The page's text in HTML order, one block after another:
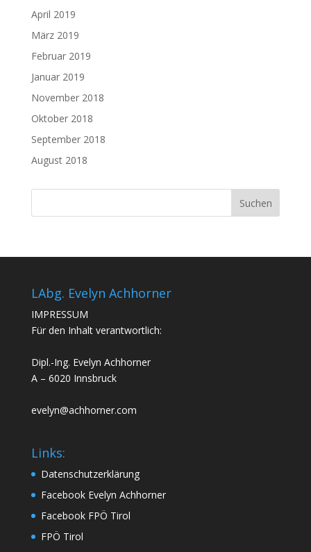
April 2019
März 2019
Februar 2019
Januar 2019
November 2018
Oktober 2018
September 2018
August 2018
LAbg. Evelyn Achhorner
IMPRESSUM
Für den Inhalt verantwortlich:
Dipl.-Ing. Evelyn Achhorner
A – 6020 Innsbruck
evelyn@achhorner.com
Links:
Datenschutzerklärung
Facebook Evelyn Achhorner
Facebook FPÖ Tirol
FPÖ Tirol